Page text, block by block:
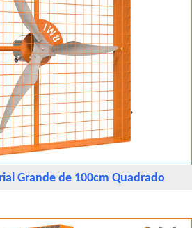
Grande de 100cm Quadrado